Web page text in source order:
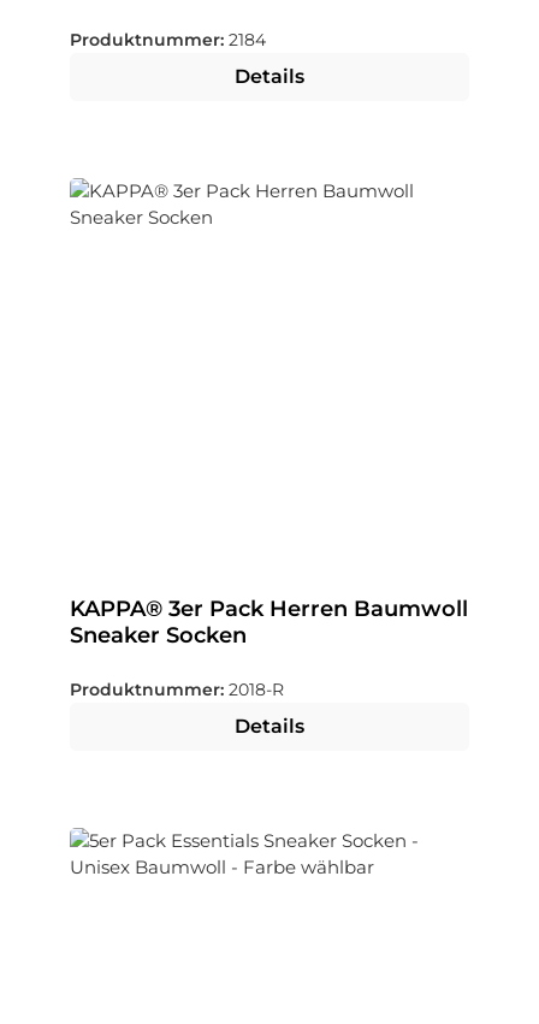
Produktnummer: 2184
Details
KAPPA® 3er Pack Herren Baumwoll
Sneaker Socken
Produktnummer: 2018-R
Details